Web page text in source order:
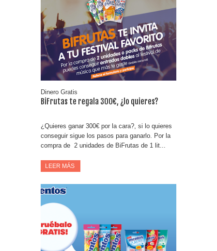
Prueba gratis Maison Perrier France
Gana premios Pokémon con Kellogg's
Corona te regala un velero inolvidable en velero y más
premios
Dinero Gratis
BiFrutas te regala 300€, ¿lo quieres?
¿Quieres ganar 300€ por la cara?, si lo quieres
conseguir sigue los pasos para ganarlo. Por la
compra de 2 unidades de BiFrutas de 1 lit...
LEER MÁS